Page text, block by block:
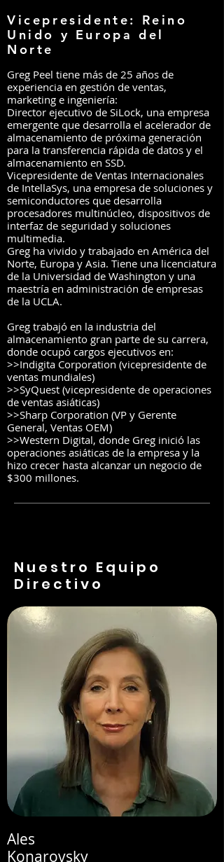
Vicepresidente: Reino
Unido y Europa del
Norte
Greg Peel tiene más de 25 años de
experiencia en gestión de ventas,
marketing e ingeniería:
Director ejecutivo de SiLock, una empresa
emergente que desarrolla el acelerador de
almacenamiento de próxima generación
para la transferencia rápida de datos y el
almacenamiento en SSD.
Vicepresidente de Ventas Internacionales
de IntellaSys, una empresa de soluciones y
semiconductores que desarrolla
procesadores multinúcleo, dispositivos de
interfaz de seguridad y soluciones
multimedia.
Greg ha vivido y trabajado en América del
Norte, Europa y Asia. Tiene una licenciatura
de la Universidad de Washington y una
maestría en administración de empresas
de la UCLA.
Greg trabajó en la industria del
almacenamiento gran parte de su carrera,
donde ocupó cargos ejecutivos en:
>>Indigita Corporation (vicepresidente de
ventas mundiales)
>>SyQuest (vicepresidente de operaciones
de ventas asiáticas)
>>Sharp Corporation (VP y Gerente
General, Ventas OEM)
>>Western Digital, donde Greg inició las
operaciones asiáticas de la empresa y la
hizo crecer hasta alcanzar un negocio de
$300 millones.
Nuestro Equipo
Directivo
Ales
Konarovsky